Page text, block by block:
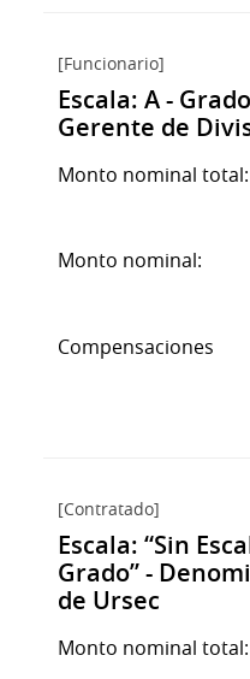
[Funcionario]
Escala: A -
Gerente de
Monto nominal total:
Monto nominal:
Compensaciones
[Contratado]
Escala: “Sin
Grado” -
de Ursec
Monto nominal total: